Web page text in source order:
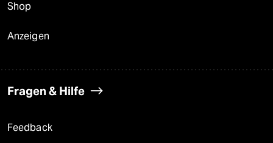
Shop
Anzeigen
Fragen & Hilfe
Feedback